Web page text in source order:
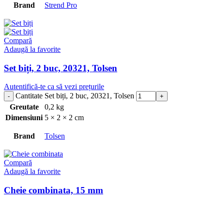
Brand Strend Pro
Compară
Adaugă la favorite
Set biți, 2 buc, 20321, Tolsen
Autentifică-te ca să vezi prețurile
Cantitate Set biți, 2 buc, 20321, Tolsen
Greutate
0,2 kg
Dimensiuni 5 × 2 × 2 cm
Brand Tolsen
Compară
Adaugă la favorite
Cheie combinata, 15 mm